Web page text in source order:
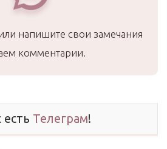
напишите свои замечания
комментарии.
есть Телеграм!